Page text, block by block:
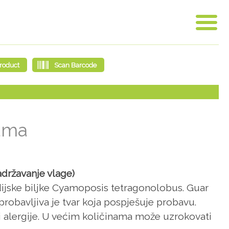
vlage)
biljke Cyamoposis tetragonolobus. Guar
je tvar koja pospješuje probavu.
U većim količinama može uzrokovati